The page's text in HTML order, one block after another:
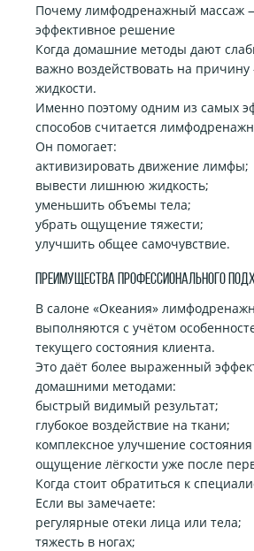
Почему лимфодренажный массаж
эффективное решение
Когда домашние методы дают
важно воздействовать на
жидкости.
Именно поэтому одним из самых
способов считается
Он помогает:
активизировать движение лимфы;
вывести лишнюю жидкость;
уменьшить объемы тела;
убрать ощущение тяжести;
улучшить общее самочувствие.
Преимущества профессионального
В салоне «Океания»
выполняются с учётом
текущего состояния клиента.
Это даёт более выраженный
домашними методами:
быстрый видимый результат;
глубокое воздействие на ткани;
комплексное улучшение
ощущение лёгкости уже после
Когда стоит обратиться к
Если вы замечаете:
регулярные отеки лица или тела;
тяжесть в ногах;